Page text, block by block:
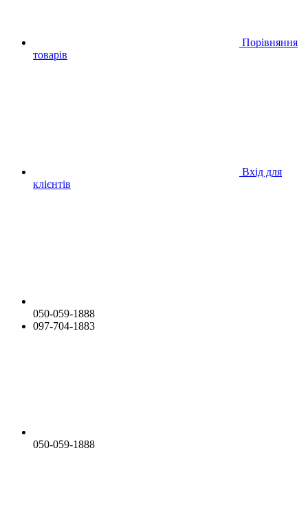
Порівняння
товарів
Вхід для
клієнтів
050-059-1888
097-704-1883
050-059-1888